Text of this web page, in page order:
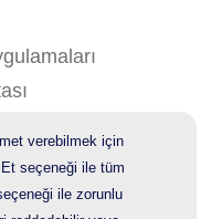
verebilmek için
seçeneği ile tüm
ile zorunlu